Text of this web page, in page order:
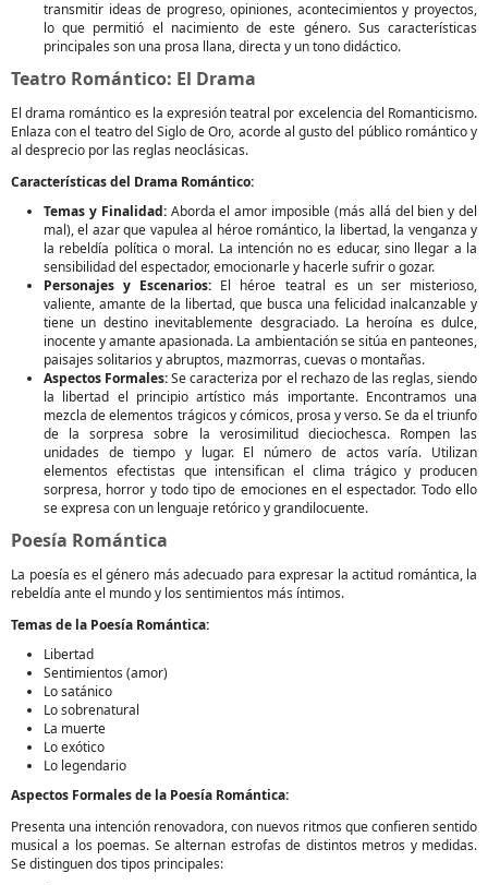
transmitir ideas de progreso, opiniones, acontecimientos y proyectos,
lo que permitió el nacimiento de este género. Sus características
principales son una prosa llana, directa y un tono didáctico.
Teatro Romántico: El Drama
El drama romántico es la expresión teatral por excelencia del Romanticismo.
Enlaza con el teatro del Siglo de Oro, acorde al gusto del público romántico y
al desprecio por las reglas neoclásicas.
Características del Drama Romántico:
Temas y Finalidad:Aborda el amor imposible (más allá del bien y del
mal), el azar que vapulea al héroe romántico, la libertad, la venganza y
la rebeldía política o moral. La intención no es educar, sino llegar a la
sensibilidad del espectador, emocionarle y hacerle sufrir o gozar.
Personajes y Escenarios: El héroe teatral es un ser misterioso,
valiente, amante de la libertad, que busca una felicidad inalcanzable y
tiene un destino inevitablemente desgraciado. La heroína es dulce,
inocente y amante apasionada. La ambientación se sitúa en panteones,
paisajes solitarios y abruptos, mazmorras, cuevas o montañas.
Aspectos Formales:Se caracteriza por el rechazo de las reglas, siendo
la libertad el principio artístico más importante. Encontramos una
mezcla de elementos trágicos y cómicos, prosa y verso. Se da el triunfo
de la sorpresa sobre la verosimilitud dieciochesca. Rompen las
unidades de tiempo y lugar. El número de actos varía. Utilizan
elementos efectistas que intensifican el clima trágico y producen
sorpresa, horror y todo tipo de emociones en el espectador. Todo ello
se expresa con un lenguaje retórico y grandilocuente.
Poesía Romántica
La poesía es el género más adecuado para expresar la actitud romántica, la
rebeldía ante el mundo y los sentimientos más íntimos.
Temas de la Poesía Romántica:
Libertad
Sentimientos (amor)
Lo satánico
Lo sobrenatural
La muerte
Lo exótico
Lo legendario
Aspectos Formales de la Poesía Romántica:
Presenta una intención renovadora, con nuevos ritmos que confieren sentido
musical a los poemas. Se alternan estrofas de distintos metros y medidas.
Se distinguen dos tipos principales: